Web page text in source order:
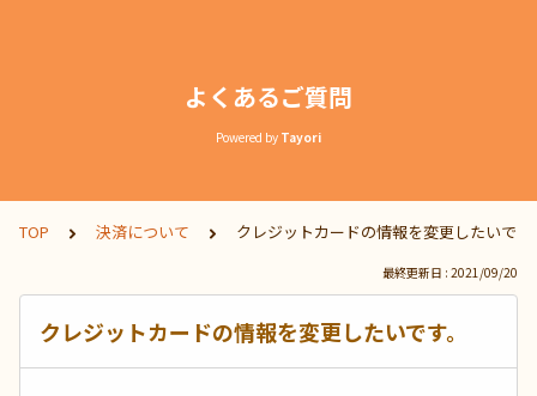
よくあるご質問
Powered by Tayori
TOP 決済について クレジットカードの情報を変更したいです
最終更新日 : 2021/09/20
クレジットカードの情報を変更したいです。